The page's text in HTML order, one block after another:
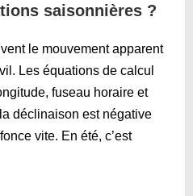
saisonnières ?
le mouvement apparent
Les équations de calcul
fuseau horaire et
déclinaison est négative
vite. En été, c’est